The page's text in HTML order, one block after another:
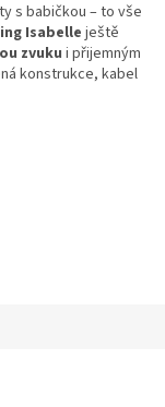
s babičkou – to vše
Isabelle ještě
zvukui přijemným
konstrukce, kabel